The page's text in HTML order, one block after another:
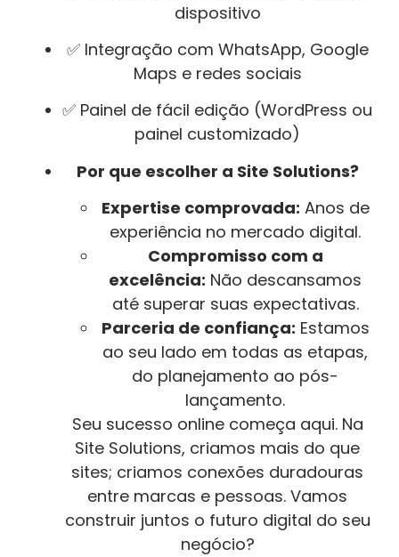
dispositivo
✅ Integração com WhatsApp, Google
Maps e redes sociais
✅ Painel de fácil edição (WordPress ou
painel customizado)
Por que escolher a Site Solutions?
Expertise comprovada: Anos de
experiência no mercado digital.
Compromisso com a
excelência: Não descansamos
até superar suas expectativas.
Parceria de confiança: Estamos
ao seu lado em todas as etapas,
do planejamento ao pós-
lançamento.
Seu sucesso online começa aqui. Na
Site Solutions, criamos mais do que
sites; criamos conexões duradouras
entre marcas e pessoas. Vamos
construir juntos o futuro digital do seu
negócio?